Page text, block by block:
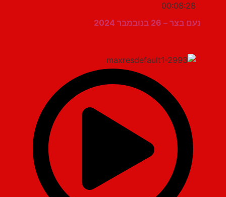
00:08:28
נעם בצר – 26 בנובמבר 2024